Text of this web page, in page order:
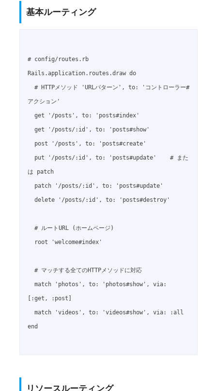
基本ルーティング
# config/routes.rb
Rails.application.routes.draw do
アクション'
は patch
[:get, :post]
end
リソースルーティング